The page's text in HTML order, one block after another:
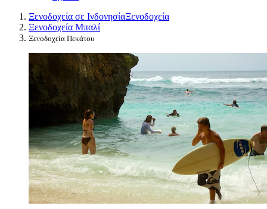
Ξενοδοχεία σε ΙνδονησίαΞενοδοχεία
Ξενοδοχεία Μπαλί
Ξενοδοχεία Πεκάτου